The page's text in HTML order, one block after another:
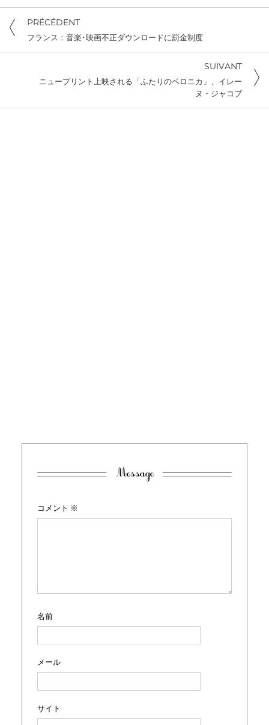
PRÉCÉDENT
フランス：音楽･映画不正ダウンロードに罰金制度
SUIVANT
ニュープリント上映される「ふたりのベロニカ」、イレー
ヌ・ジャコブ
Message
コメント ※
名前
メール
サイト